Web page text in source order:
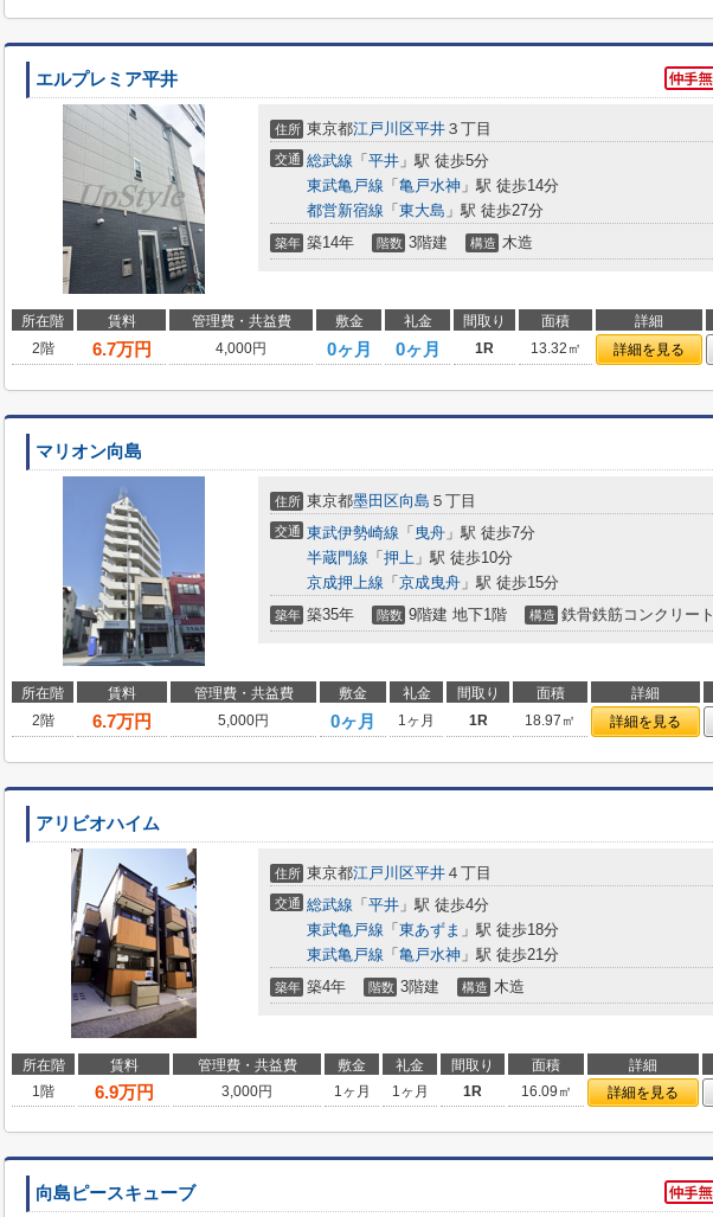
エルプレミア平井
住所 東京都江戸川区平井 ３丁目
交通 総武線 「 平井 」駅 徒歩5分
東武亀戸線 「 亀戸水神 」駅 徒歩14分
都営新宿線 「 東大島 」駅 徒歩27分
築年 築14年 階数 3階建 構造 木造
所在階 賃料 管理費・共益費 敷金 礼金 間取り 面積 詳細
2階
6.7万円 4,000円 0ヶ月 0ヶ月 1R 13.32㎡ 詳細を見る
マリオン向島
住所 東京都墨田区向島 ５丁目
交通 東武伊勢崎線 「 曳舟 」駅 徒歩7分
半蔵門線 「 押上 」駅 徒歩10分
京成押上線 「 京成曳舟 」駅 徒歩15分
築年 築35年 階数 9階建 地下1階 構造 鉄骨鉄筋コンクリート
所在階 賃料 管理費・共益費 敷金 礼金 間取り 面積 詳細
2階
6.7万円 5,000円 0ヶ月 1ヶ月 1R 18.97㎡ 詳細を見る
アリビオハイム
住所 東京都江戸川区平井 ４丁目
交通 総武線 「 平井 」駅 徒歩4分
東武亀戸線 「 東あずま 」駅 徒歩18分
東武亀戸線 「 亀戸水神 」駅 徒歩21分
築年 築4年 階数 3階建 構造 木造
所在階 賃料 管理費・共益費 敷金 礼金 間取り 面積 詳細
1階
6.9万円 3,000円 1ヶ月 1ヶ月 1R 16.09㎡ 詳細を見る
向島ピースキューブ